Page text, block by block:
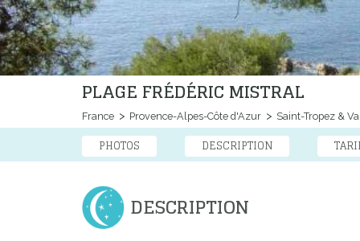
PLAGE FRÉDÉRIC MISTRAL
France Provence-Alpes-Côte d'Azur Saint-Tropez &
PHOTOS DESCRIPTION
DESCRIPTION